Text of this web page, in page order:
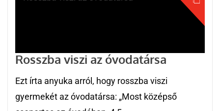
Rosszba viszi az óvodatársa
Ezt írta anyuka arról, hogy rosszba viszi
gyermekét az óvodatársa: „Most középső